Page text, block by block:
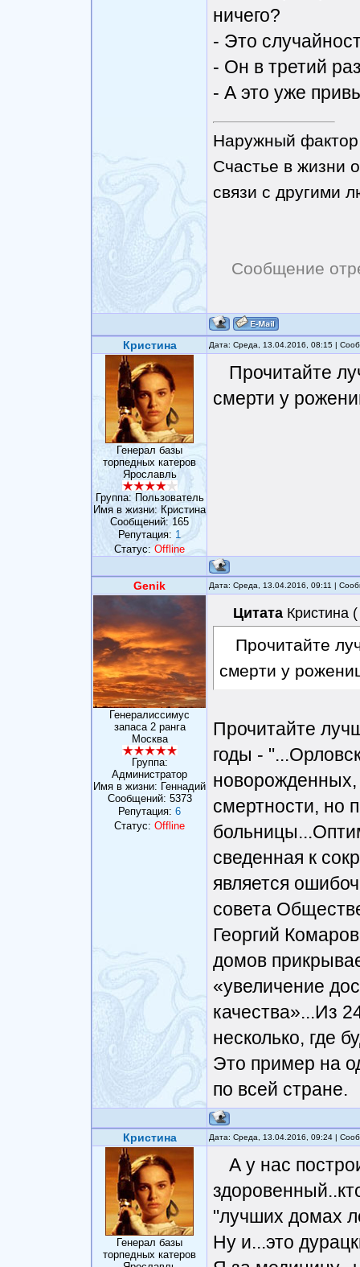
ничего?
- Это
- Он в третий
- А это уже
Наружный фактор
Счастье в жизни
связи с другими
Сообщение
Кристина Дата: Среда, 13.04.2016, 08:15 |
Генерал базы
торпедных катеров
Ярославль
Группа: Пользователь
Имя в жизни: Кристина
Сообщений: 165
Репутация: 1
Статус:Offline
Прочитайте
смерти у
Genik Дата: Среда, 13.04.2016, 09:11 |
Генералиссимус
запаса 2 ранга
Москва
Группа:
Администратор
Имя в жизни: Геннадий
Сообщений: 5373
Репутация: 6
Статус: Offline
Цитата Кристина (
Прочитайте
смерти у
Прочитайте
годы -
новорожденных,
смертности, но
сведенная к
является
совета
Георгий
домов
«увеличение
качества»...Из
несколько, где
Это пример на
по всей стране.
Кристина Дата: Среда, 13.04.2016, 09:24 |
Генерал базы
торпедных катеров
А у нас
"лучших домах
Ну и...это